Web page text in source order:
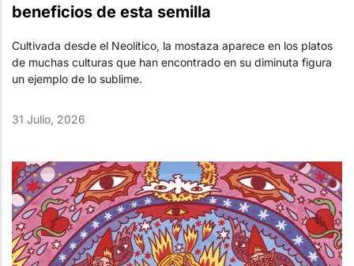
beneficios de esta semilla
Cultivada desde el Neolítico, la mostaza aparece en los platos
de muchas culturas que han encontrado en su diminuta figura
un ejemplo de lo sublime.
31 Julio, 2026